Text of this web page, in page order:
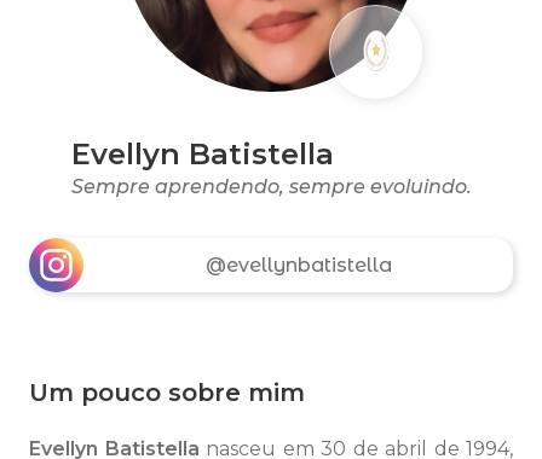
Evellyn Batistella
Sempre aprendendo, sempre evoluindo.
@evellynbatistella
Um pouco sobre mim
Evellyn Batistella nasceu em 30 de abril de 1994,